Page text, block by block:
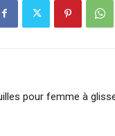
pour femme à